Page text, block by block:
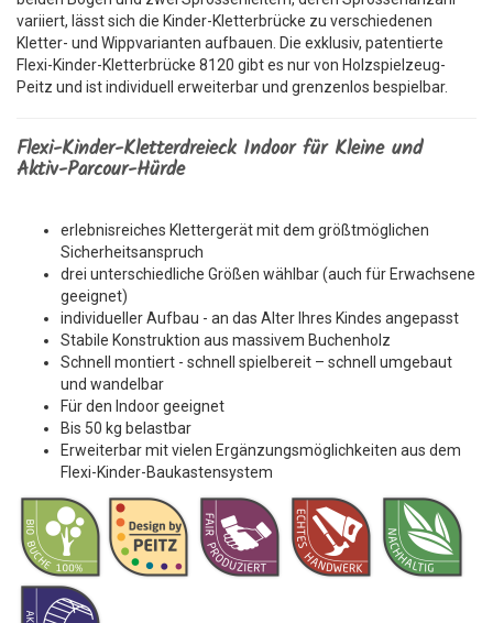
variiert, lässt sich die Kinder-Kletterbrücke zu verschiedenen
Kletter- und Wippvarianten aufbauen. Die exklusiv, patentierte
Flexi-Kinder-Kletterbrücke 8120 gibt es nur von Holzspielzeug-
Peitz und ist individuell erweiterbar und grenzenlos bespielbar.
Flexi-Kinder-Kletterdreieck Indoor für Kleine und
Aktiv-Parcour-Hürde
erlebnisreiches Klettergerät mit dem größtmöglichen
Sicherheitsanspruch
drei unterschiedliche Größen wählbar (auch für Erwachsene
geeignet)
individueller Aufbau - an das Alter Ihres Kindes angepasst
Stabile Konstruktion aus massivem Buchenholz
Schnell montiert - schnell spielbereit – schnell umgebaut
und wandelbar
Für den Indoor geeignet
Bis 50 kg belastbar
Erweiterbar mit vielen Ergänzungsmöglichkeiten aus dem
Flexi-Kinder-Baukastensystem